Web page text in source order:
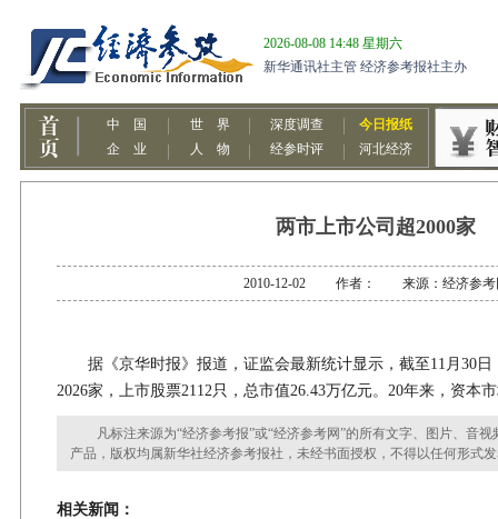
两市上市公司超2000家
2010-12-02 作者： 来源：经济参考
据《京华时报》报道，证监会最新统计显示，截至11月30日
2026家，上市股票2112只，总市值26.43万亿元。20年来，资本
凡标注来源为“经济参考报”或“经济参考网”的所有文字、图片、音视
产品，版权均属新华社经济参考报社，未经书面授权，不得以任何形式
相关新闻：